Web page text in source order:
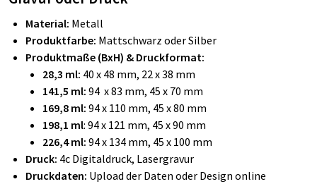
Material: Metall
Produktfarbe: Mattschwarz oder Silber
Produktmaße (BxH) & Druckformat:
28,3 ml: 40 x 48 mm, 22 x 38 mm
141,5 ml: 94 x 83 mm, 45 x 70 mm
169,8 ml: 94 x 110 mm, 45 x 80 mm
198,1 ml: 94 x 121 mm, 45 x 90 mm
226,4 ml: 94 x 134 mm, 45 x 100 mm
Druck: 4c Digitaldruck, Lasergravur
Druckdaten: Upload der Daten oder Design online